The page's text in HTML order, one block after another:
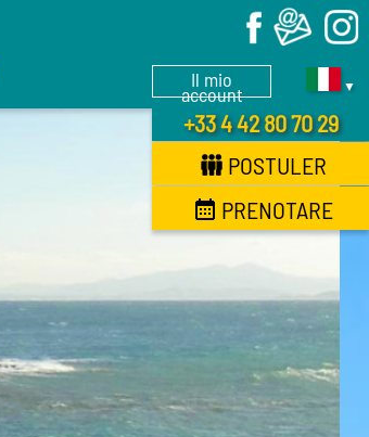
Il mio
account ▼
+33 4 42 80 70 29
POSTULER
PRENOTARE
X